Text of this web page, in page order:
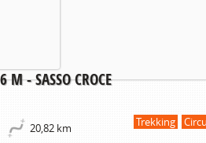
M - SASSO CROCE
20,82 km
Trekking